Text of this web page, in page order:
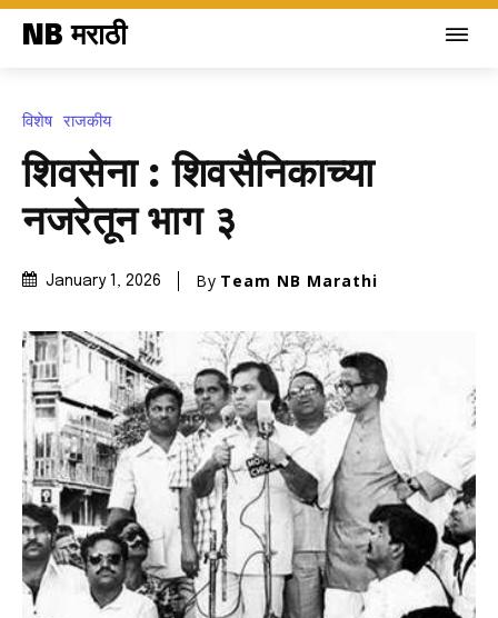
NB मराठी
विशेष राजकीय
शिवसेना : शिवसैनिकाच्या
नजरेतून भाग ३
January 1, 2026 By Team NB Marathi